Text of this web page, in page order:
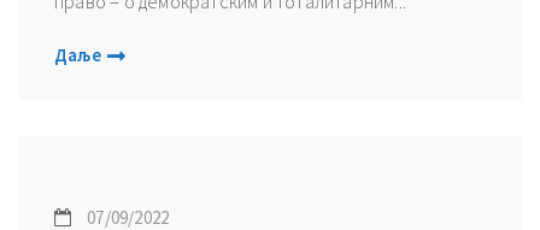
Даље
07/09/2022